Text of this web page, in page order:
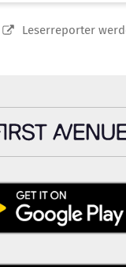
Leserreporter